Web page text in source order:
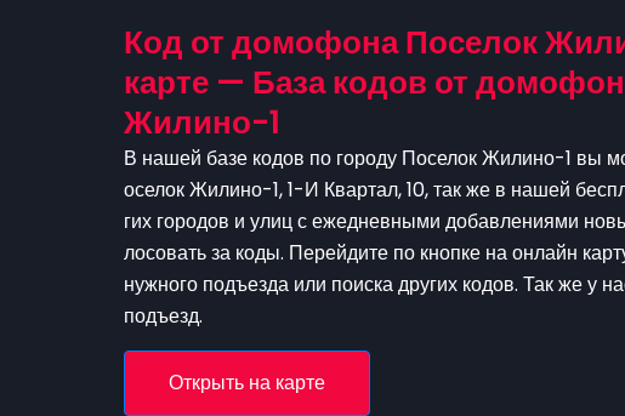
Код от домофона Поселок
карте — База кодов от
Жилино-1
В нашей базе кодов по городу Поселок Жилино-1 вы
оселок Жилино-1, 1-И Квартал, 10, так же в нашей
гих городов и улиц с ежедневными добавлениями
лосовать за коды. Перейдите по кнопке на онлайн
нужного подъезда или поиска других кодов. Так же у
подъезд.
Открыть на карте